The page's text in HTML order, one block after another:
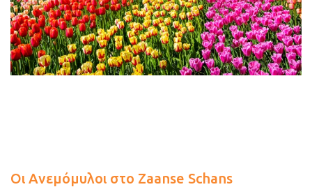
Οι Ανεμόμυλοι στο Zaanse Schans